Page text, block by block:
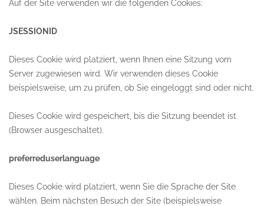
Auf der Site verwenden wir die folgenden Cookies:
JSESSIONID
Dieses Cookie wird platziert, wenn Ihnen eine Sitzung vom
Server zugewiesen wird. Wir verwenden dieses Cookie
beispielsweise, um zu prüfen, ob Sie eingeloggt sind oder nicht.
Dieses Cookie wird gespeichert, bis die Sitzung beendet ist
(Browser ausgeschaltet).
preferreduserlanguage
Dieses Cookie wird platziert, wenn Sie die Sprache der Site
wählen. Beim nächsten Besuch der Site (beispielsweise